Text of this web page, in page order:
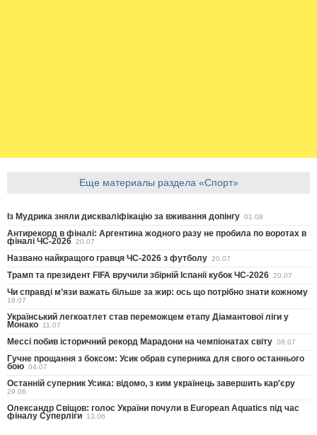
Еще материалы раздела «Спорт»
Із Мудрика зняли дискваліфікацію за вживання допінгу 01.08
Антирекорд в фіналі: Аргентина жодного разу не пробила по воротах в
фіналі ЧС-2026 20.07
Названо найкращого гравця ЧС-2026 з футболу 20.07
Трамп та президент FIFA вручили збірній Іспанії кубок ЧС-2026 20.07
Чи справді м’язи важать більше за жир: ось що потрібно знати кожному
18.07
Український легкоатлет став переможцем етапу Діамантової ліги у
Монако 11.07
Мессі побив історичний рекорд Марадони на чемпіонатах світу 08.07
Гучне прощання з боксом: Усик обрав суперника для свого останнього
бою 04.07
Останній суперник Усика: відомо, з ким українець завершить кар'єру
29.06
Олександр Свіщов: голос України почули в European Aquatics під час
фіналу Суперліги 13.06